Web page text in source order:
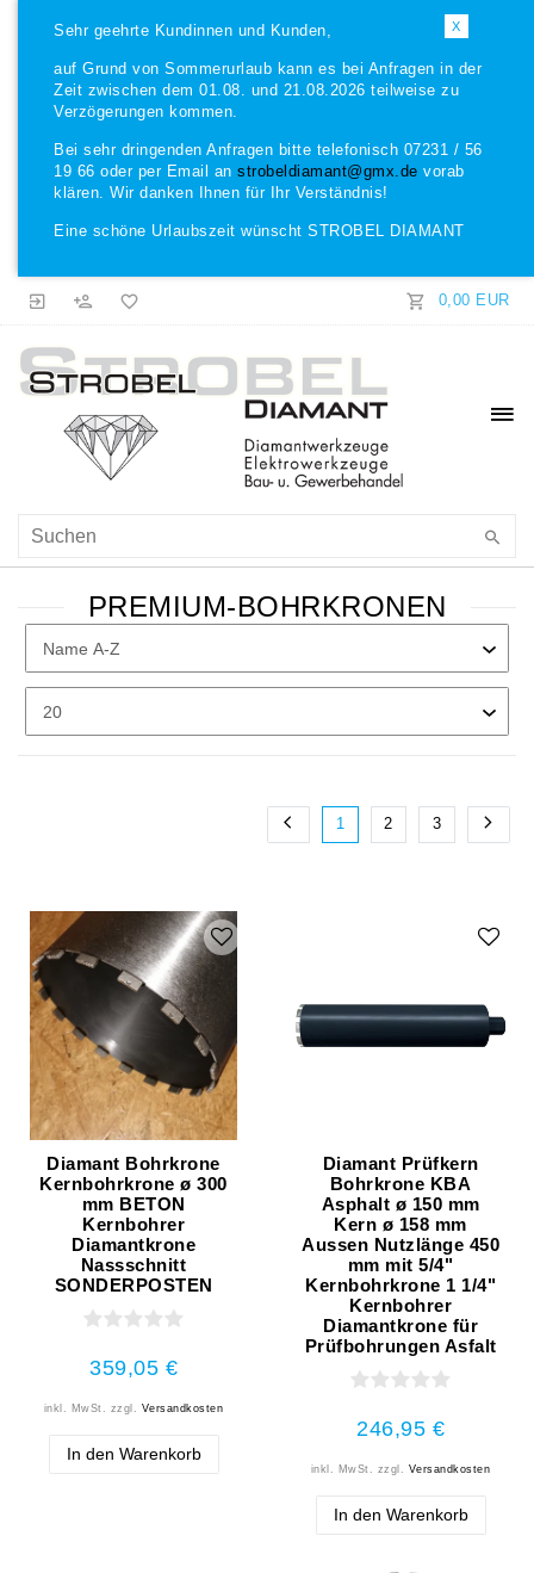
X
Sehr geehrte Kundinnen und Kunden,
auf Grund von Sommerurlaub kann es bei Anfragen in der
Zeit zwischen dem 01.08. und 21.08.2026 teilweise zu
Verzögerungen kommen.
Bei sehr dringenden Anfragen bitte telefonisch 07231 / 56
19 66 oder per Email an strobeldiamant@gmx.de vorab
klären. Wir danken Ihnen für Ihr Verständnis!
Eine schöne Urlaubszeit wünscht STROBEL DIAMANT
0,00 EUR
PREMIUM-BOHRKRONEN
1 2 3
Diamant Bohrkrone
Kernbohrkrone ø 300
mm BETON
Kernbohrer
Diamantkrone
Nassschnitt
SONDERPOSTEN
359,05 €
inkl. MwSt. zzgl. Versandkosten
In den Warenkorb
Diamant Prüfkern
Bohrkrone KBA
Asphalt ø 150 mm
Kern ø 158 mm
Aussen Nutzlänge 450
mm mit 5/4"
Kernbohrkrone 1 1/4"
Kernbohrer
Diamantkrone für
Prüfbohrungen Asfalt
246,95 €
inkl. MwSt. zzgl. Versandkosten
In den Warenkorb